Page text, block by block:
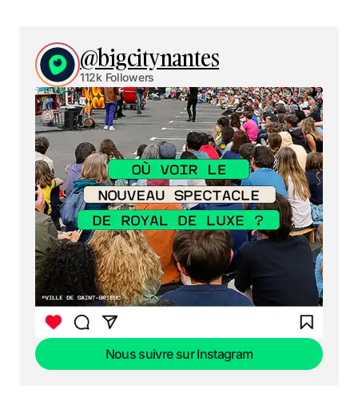
@bigcitynantes
112k Followers
Nous suivre sur Instagram